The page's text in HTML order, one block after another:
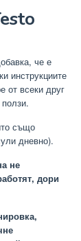
че е
инструкциите
от всеки друг
също
дневно).
не
дори